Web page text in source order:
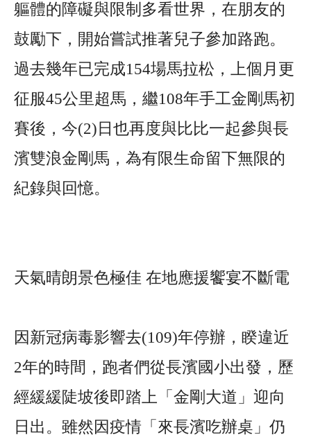
軀體的障礙與限制多看世界，在朋友的
鼓勵下，開始嘗試推著兒子參加路跑。
過去幾年已完成154場馬拉松，上個月更
征服45公里超馬，繼108年手工金剛馬初
賽後，今(2)日也再度與比比一起參與長
濱雙浪金剛馬，為有限生命留下無限的
紀錄與回憶。
天氣晴朗景色極佳 在地應援饗宴不斷電
因新冠病毒影響去(109)年停辦，睽違近
2年的時間，跑者們從長濱國小出發，歷
經緩緩陡坡後即踏上「金剛大道」迎向
日出。雖然因疫情「來長濱吃辦桌」仍